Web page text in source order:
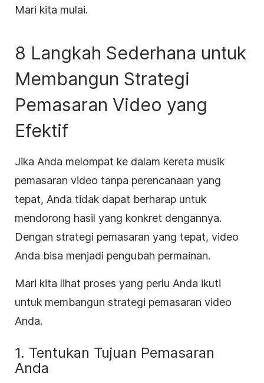
Mari kita mulai.
8 Langkah Sederhana untuk
Membangun Strategi
Pemasaran Video yang
Efektif
Jika Anda melompat ke dalam kereta musik
pemasaran video tanpa perencanaan yang
tepat, Anda tidak dapat berharap untuk
mendorong hasil yang konkret dengannya.
Dengan strategi pemasaran yang tepat, video
Anda bisa menjadi pengubah permainan.
Mari kita lihat proses yang perlu Anda ikuti
untuk membangun strategi pemasaran video
Anda.
1. Tentukan Tujuan Pemasaran
Anda